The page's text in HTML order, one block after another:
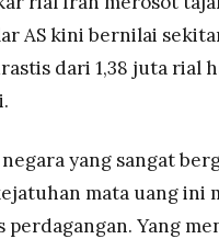
AS kini bernilai
dari 1,38 juta rial
negara yang sangat
mata uang ini
perdagangan. Yang